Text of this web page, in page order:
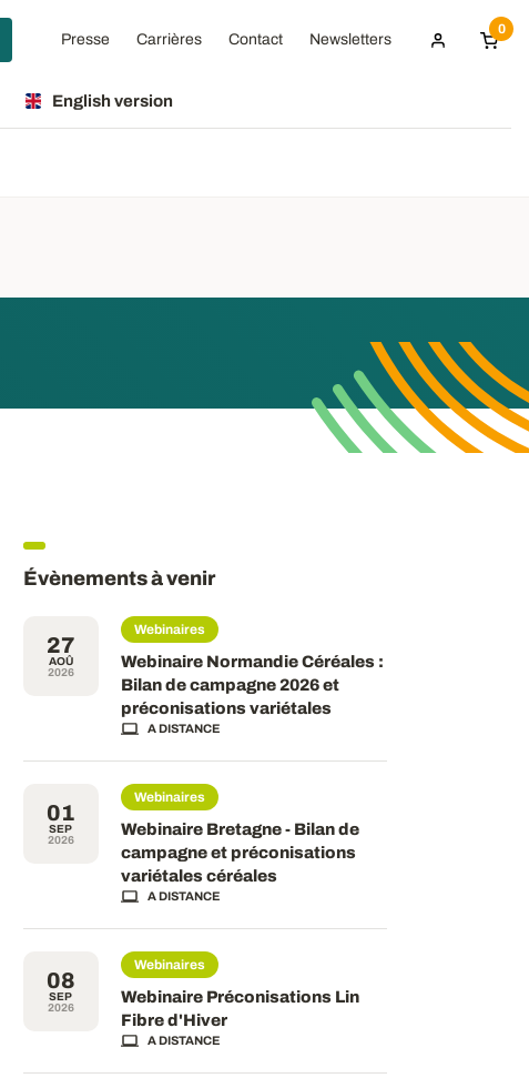
Presse Carrières Contact Newsletters
0
English version
Évènements à venir
27
AOÛ
2026
Webinaires
Webinaire Normandie Céréales :
Bilan de campagne 2026 et
préconisations variétales
A DISTANCE
01
SEP
2026
Webinaires
Webinaire Bretagne - Bilan de
campagne et préconisations
variétales céréales
A DISTANCE
08
SEP
2026
Webinaires
Webinaire Préconisations Lin
Fibre d'Hiver
A DISTANCE